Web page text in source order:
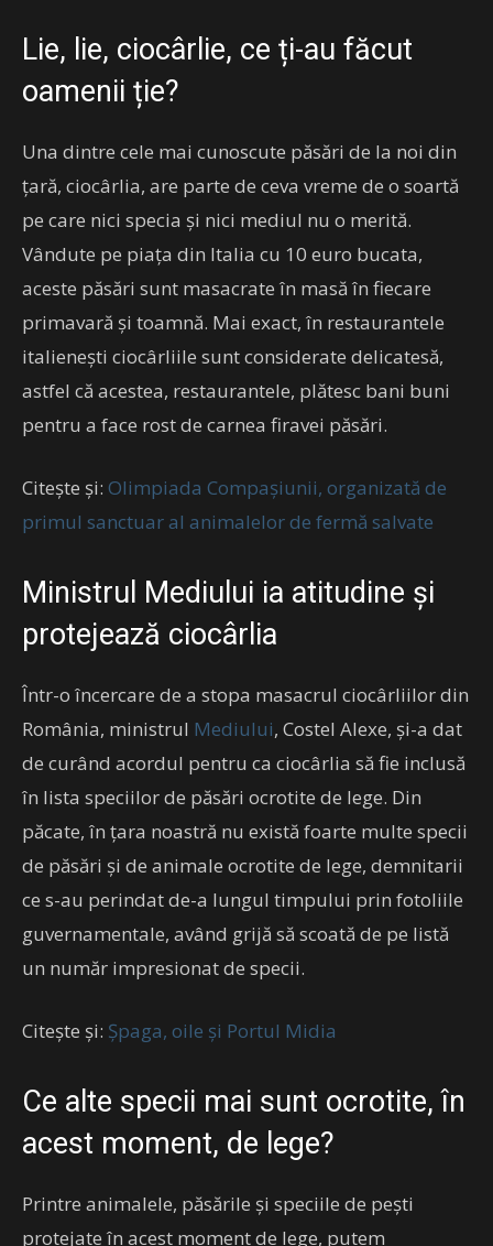
Lie, lie, ciocârlie, ce ți-au făcut
oamenii ție?
Una dintre cele mai cunoscute păsări de la noi din
țară, ciocârlia, are parte de ceva vreme de o soartă
pe care nici specia și nici mediul nu o merită.
Vândute pe piața din Italia cu 10 euro bucata,
aceste păsări sunt masacrate în masă în fiecare
primavară și toamnă. Mai exact, în restaurantele
italienești ciocârliile sunt considerate delicatesă,
astfel că acestea, restaurantele, plătesc bani buni
pentru a face rost de carnea firavei păsări.
Citește și: Olimpiada Compașiunii, organizată de
primul sanctuar al animalelor de fermă salvate
Ministrul Mediului ia atitudine și
protejează ciocârlia
Într-o încercare de a stopa masacrul ciocârliilor din
România, ministrul Mediului, Costel Alexe, și-a dat
de curând acordul pentru ca ciocârlia să fie inclusă
în lista speciilor de păsări ocrotite de lege. Din
păcate, în țara noastră nu există foarte multe specii
de păsări și de animale ocrotite de lege, demnitarii
ce s-au perindat de-a lungul timpului prin fotoliile
guvernamentale, având grijă să scoată de pe listă
un număr impresionat de specii.
Citește și: Șpaga, oile și Portul Midia
Ce alte specii mai sunt ocrotite, în
acest moment, de lege?
Printre animalele, păsările și speciile de pești
protejate în acest moment de lege, putem